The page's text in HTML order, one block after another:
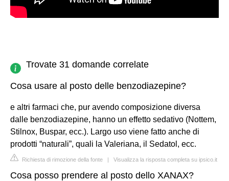
Trovate 31 domande correlate
Cosa usare al posto delle benzodiazepine?
e altri farmaci che, pur avendo composizione diversa
dalle benzodiazepine, hanno un effetto sedativo (Nottem,
Stilnox, Buspar, ecc.). Largo uso viene fatto anche di
prodotti “naturali”, quali la Valeriana, il Sedatol, ecc.
Richiesta di rimozione della fonte | Visualizza la risposta completa su ipsico.it
Cosa posso prendere al posto dello XANAX?